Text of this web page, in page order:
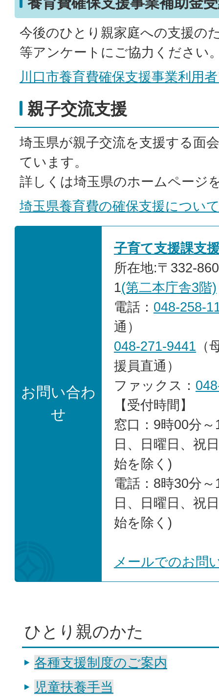
今後のひとり親家庭への支援の
等アンケートにご協力ください
川口市養育費確保支援事業利用
親子交流支援
埼玉県が親子交流を支援する面
ています。
詳しくは埼玉県のホームページ
埼玉県養育費の確保支援につい
お問い合わ
せ
子育て支援課支
所在地:〒332-
1(第二本庁舎3階)
電話： 048-258-
通）
048-271-9441 （
援員直通）
ファックス：
【受付時間】
窓口：9時00分
日、日曜日、祝
始を除く)
電話：8時30分
日、日曜日、祝
始を除く)
メールでのお問
ひとり親のかた
各種支援制度のご案内
児童扶養手当